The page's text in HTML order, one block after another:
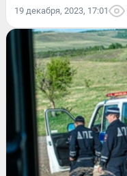
19 декабря, 2023, 17:01